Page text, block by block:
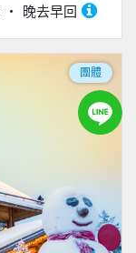
晚去早回
團體